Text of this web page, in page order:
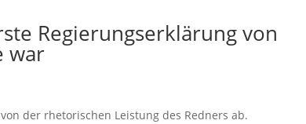
Regierungserklärung von
war
der rhetorischen Leistung des Redners ab.